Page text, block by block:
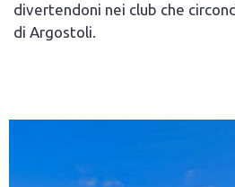
divertendoni nei club che
di Argostoli.